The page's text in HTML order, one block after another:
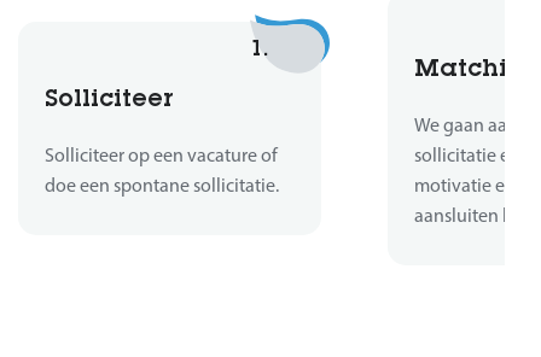
1.
Solliciteer
Solliciteer op een vacature of
doe een spontane sollicitatie.
We gaan aan
sollicitatie en
motivatie en
aansluiten bij